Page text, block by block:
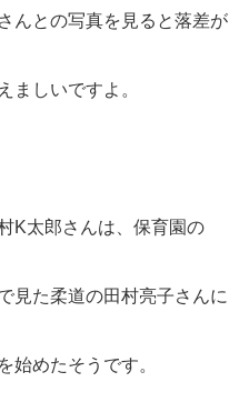
んとの写真を見ると落差が
ましいですよ。
K太郎さんは、保育園の
見た柔道の田村亮子さんに
始めたそうです。